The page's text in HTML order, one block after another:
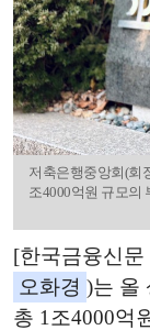
저축은행중앙회(회
조4000억원 규모의
[한국금융신
오화경 )는 올
총 1조4000억